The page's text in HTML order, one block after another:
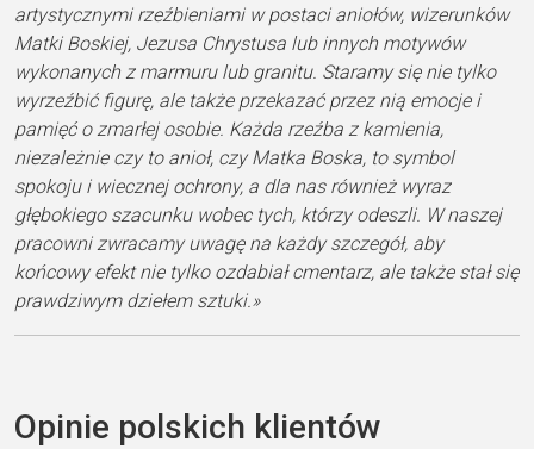
artystycznymi rzeźbieniami w postaci aniołów, wizerunków
Matki Boskiej, Jezusa Chrystusa lub innych motywów
wykonanych z marmuru lub granitu. Staramy się nie tylko
wyrzeźbić figurę, ale także przekazać przez nią emocje i
pamięć o zmarłej osobie. Każda rzeźba z kamienia,
niezależnie czy to anioł, czy Matka Boska, to symbol
spokoju i wiecznej ochrony, a dla nas również wyraz
głębokiego szacunku wobec tych, którzy odeszli. W naszej
pracowni zwracamy uwagę na każdy szczegół, aby
końcowy efekt nie tylko ozdabiał cmentarz, ale także stał się
prawdziwym dziełem sztuki.»
Opinie polskich klientów